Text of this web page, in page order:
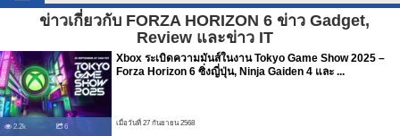
ข่าวเกี่ยวกับ FORZA HORIZON 6 ข่าว Gadget,
Review และข่าว IT
2.2k 6
Xbox ระเบิดความมันส์ในงาน Tokyo Game Show 2025 –
Forza Horizon 6 ซิ่งญี่ปุ่น, Ninja Gaiden 4 และ ...
เมื่อวันที่ 27 กันยายน 2568